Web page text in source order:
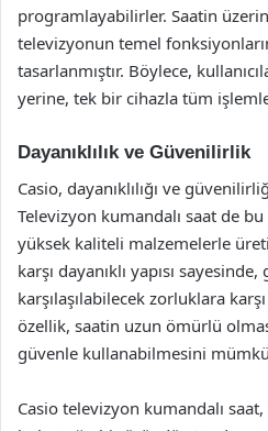
programlayabilirler. Saatin
televizyonun temel
tasarlanmıştır. Böylece,
yerine, tek bir cihazla tüm
Dayanıklılık ve Güvenilirlik
Casio, dayanıklılığı ve
Televizyon kumandalı saat de
yüksek kaliteli malzemelerle
karşı dayanıklı yapısı
karşılaşılabilecek zorluklara
özellik, saatin uzun ömürlü
güvenle kullanabilmesini
Casio televizyon kumandalı